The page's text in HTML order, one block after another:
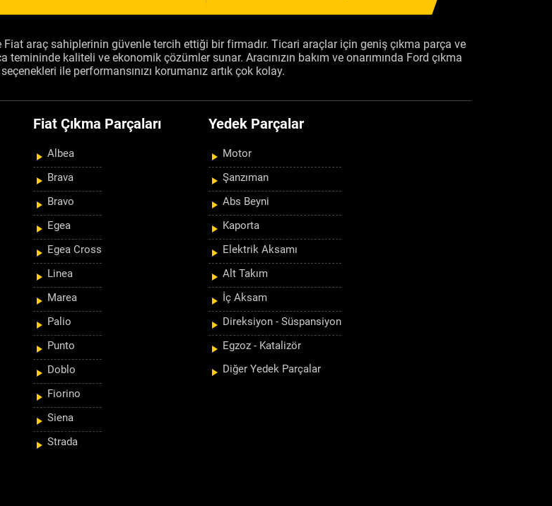
araç sahiplerinin güvenle tercih ettiği bir firmadır. Ticari araçlar için geniş çıkma parça ve
kaliteli ve ekonomik çözümler sunar. Aracınızın bakım ve onarımında Ford çıkma
ile performansınızı korumanız artık çok kolay.
Fiat Çıkma Parçaları
Albea
Brava
Bravo
Egea
Egea Cross
Linea
Marea
Palio
Punto
Doblo
Fiorino
Siena
Strada
Yedek Parçalar
Motor
Şanzıman
Abs Beyni
Kaporta
Elektrik Aksamı
Alt Takım
İç Aksam
Direksiyon - Süspansiyon
Egzoz - Katalizör
Diğer Yedek Parçalar